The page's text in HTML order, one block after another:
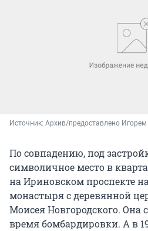
Источник: Архив/предоставлено
По совпадению, под
символичное место в
на Ириновском проспекте
монастыря с деревянной
Моисея Новгородского. Она
время бомбардировки. А в